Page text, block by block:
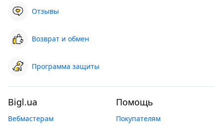
Отзывы
Возврат и обмен
Программа защиты
Bigl.ua
Вебмастерам
Помощь
Покупателям